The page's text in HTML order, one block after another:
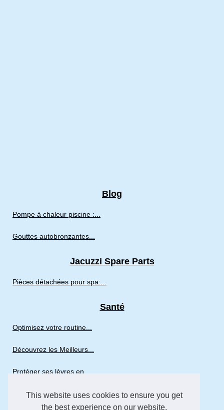
This website uses cookies to ensure you get
the best experience on our website.
Blog
Pompe à chaleur piscine :...
Gouttes autobronzantes...
Jacuzzi Spare Parts
Pièces détachées pour spa:...
Santé
Optimisez votre routine...
Découvrez les Meilleurs...
Protéger ses lèvres en...
Spa